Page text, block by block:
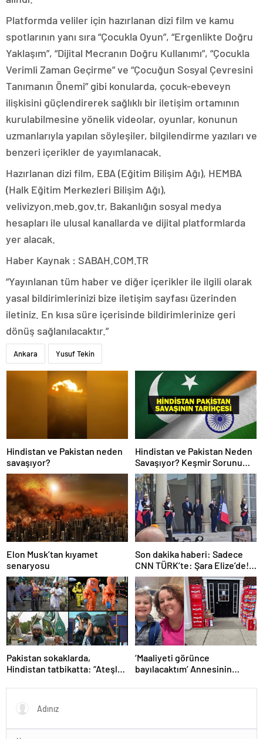
Platformda veliler için hazırlanan dizi film ve kamu
spotlarının yanı sıra “Çocukla Oyun”, “Ergenlikte Doğru
Yaklaşım”, “Dijital Mecranın Doğru Kullanımı”, “Çocukla
Verimli Zaman Geçirme” ve “Çocuğun Sosyal Çevresini
Tanımanın Önemi” gibi konularda, çocuk-ebeveyn
ilişkisini güçlendirerek sağlıklı bir iletişim ortamının
kurulabilmesine yönelik videolar, oyunlar, konunun
uzmanlarıyla yapılan söyleşiler, bilgilendirme yazıları ve
benzeri içerikler de yayımlanacak.
Hazırlanan dizi film, EBA (Eğitim Bilişim Ağı), HEMBA
(Halk Eğitim Merkezleri Bilişim Ağı),
velivizyon.meb.gov.tr, Bakanlığın sosyal medya
hesapları ile ulusal kanallarda ve dijital platformlarda
yer alacak.
Haber Kaynak : SABAH.COM.TR
“Yayınlanan tüm haber ve diğer içerikler ile ilgili olarak
yasal bildirimlerinizi bize iletişim sayfası üzerinden
iletiniz. En kısa süre içerisinde bildirimlerinize geri
dönüş sağlanılacaktır.”
Ankara Yusuf Tekin
Hindistan ve Pakistan neden
savaşıyor?
Hindistan ve Pakistan Neden
Savaşıyor? Keşmir Sorunu
Nedir? Neden Savaş Başladı?
İşte Hindistan Pakistan
Savaşının Tarihçesi!
Elon Musk’tan kıyamet
senaryosu
Son dakika haberi: Sadece
CNN TÜRK’te: Şara Elize’de!
Suriye Lideri, Macron ile
görüşüyor
Pakistan sokaklarda,
Hindistan tatbikatta: “Ateşle
‘Maaliyeti görünce
bayılacaktım’ Annesinin
lolipop aldı